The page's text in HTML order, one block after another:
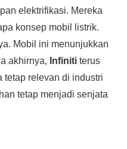
elektrifikasi. Mereka
konsep mobil listrik.
Mobil ini menunjukkan
akhirnya, Infinititerus
tetap relevan di industri
tetap menjadi senjata